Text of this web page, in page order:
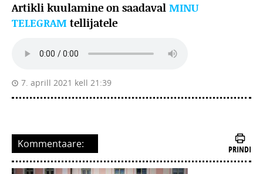
Artikli kuulamine on saadaval MINU
TELEGRAM tellijatele
7. aprill 2021 kell 21:39
Kommentaare: PRINDI